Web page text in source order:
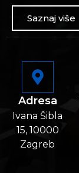
Saznaj više
Adresa
Ivana Šibla
15, 10000
Zagreb